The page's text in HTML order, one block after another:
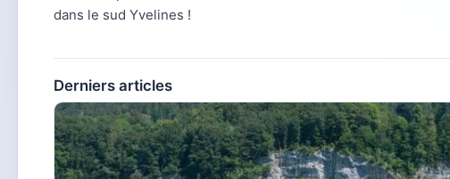
dans le sud Yvelines !
Derniers articles